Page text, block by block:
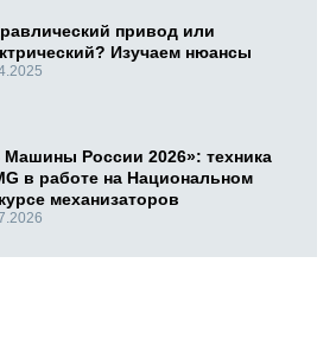
привод или
Изучаем нюансы
Машины России 2026»: техника
в работе на Национальном
механизаторов